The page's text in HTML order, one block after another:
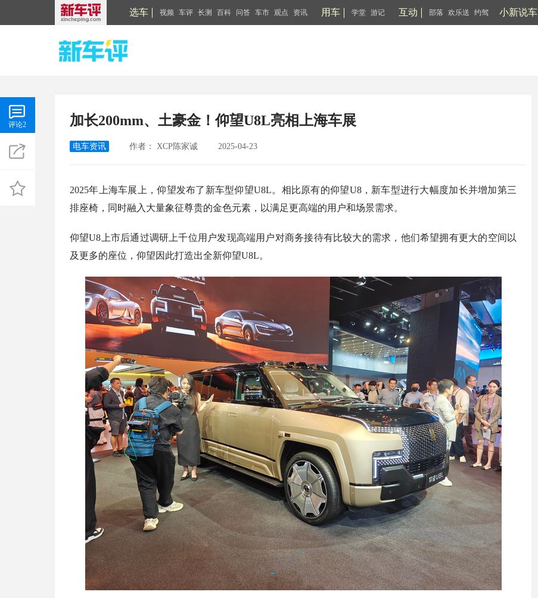
选车 视频 车评 长测 百科 问答 车市 观点 资讯 用车 学堂 游记 互动 部落 欢乐送 约驾 小新说车
加长200mm、土豪金！仰望U8L亮相上海车展
电车资讯 作者： XCP陈家诚 2025-04-23
2025年上海车展上，仰望发布了新车型仰望U8L。相比原有的仰望U8，新车型进行大幅度加长并增加第三
排座椅，同时融入大量象征尊贵的金色元素，以满足更高端的用户和场景需求。
仰望U8上市后通过调研上千位用户发现高端用户对商务接待有比较大的需求，他们希望拥有更大的空间以
及更多的座位，仰望因此打造出全新仰望U8L。
评论2